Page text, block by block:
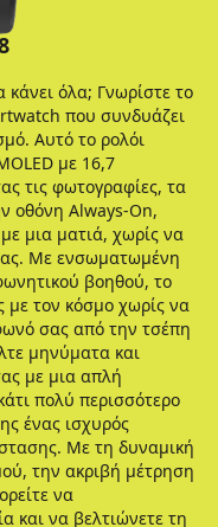
όλα; Γνωρίστε το
που συνδυάζει
Αυτό το ρολόι
με 16,7
τις φωτογραφίες, τα
οθόνη Always-On,
μια ματιά, χωρίς να
Με ενσωματωμένη
βοηθού, το
με τον κόσμο χωρίς να
σας από την τσέπη
μηνύματα και
με μια απλή
πολύ περισσότερο
ένας ισχυρός
Με τη δυναμική
την ακριβή μέτρηση
να
και να βελτιώνετε τη